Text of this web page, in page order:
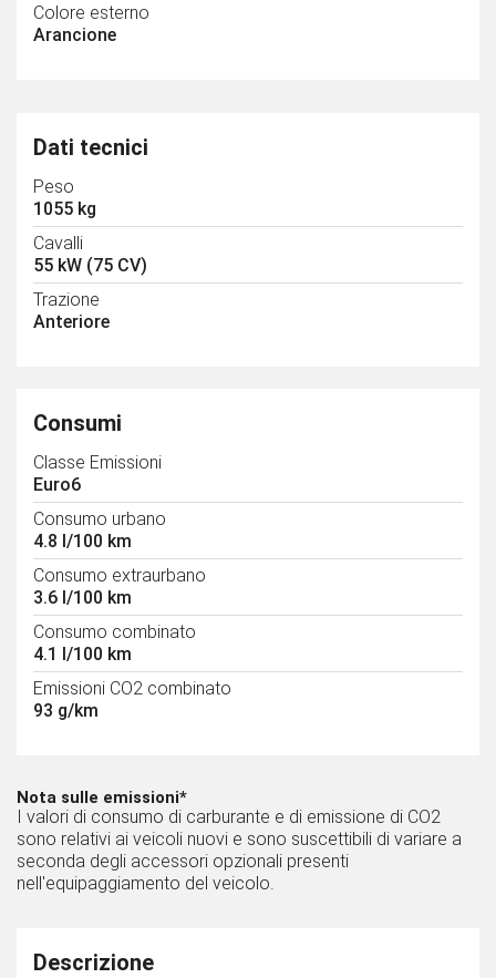
Colore esterno
Arancione
Dati tecnici
Peso
1055 kg
Cavalli
55 kW (75 CV)
Trazione
Anteriore
Consumi
Classe Emissioni
Euro6
Consumo urbano
4.8 l/100 km
Consumo extraurbano
3.6 l/100 km
Consumo combinato
4.1 l/100 km
Emissioni CO2 combinato
93 g/km
Nota sulle emissioni*
I valori di consumo di carburante e di emissione di CO2
sono relativi ai veicoli nuovi e sono suscettibili di variare a
seconda degli accessori opzionali presenti
nell'equipaggiamento del veicolo.
Descrizione